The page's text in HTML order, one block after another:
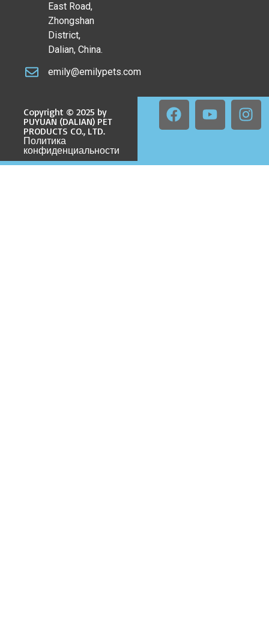
East Road,
Zhongshan
District,
Dalian, China.
emily@emilypets.com
Copyright © 2025 by
PUYUAN (DALIAN) PET
PRODUCTS CO., LTD.
Политика
конфиденциальности